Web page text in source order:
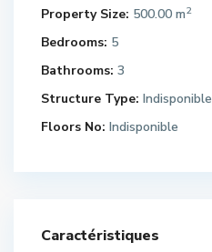
Property Size: 500.00 m2
Bedrooms: 5
Bathrooms: 3
Structure Type: Indisponible
Floors No: Indisponible
Caractéristiques